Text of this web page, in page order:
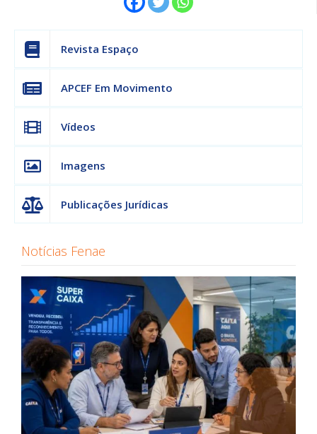
Revista Espaço
APCEF Em Movimento
Vídeos
Imagens
Publicações Jurídicas
Notícias Fenae